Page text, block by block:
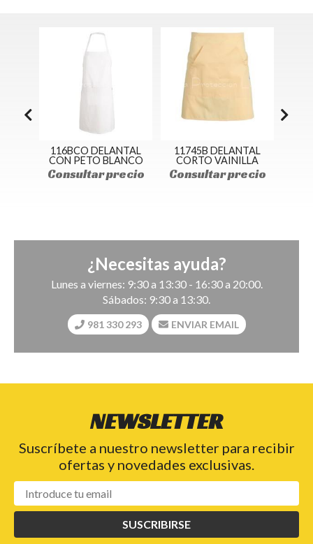
116BCO DELANTAL
CON PETO BLANCO
Consultar precio
11745B DELANTAL
CORTO VAINILLA
Consultar precio
¿Necesitas ayuda?
Lunes a viernes: 9:30 a 13:30 - 16:30 a 20:00.
Sábados: 9:30 a 13:30.
981 330 293 ENVIAR EMAIL
NEWSLETTER
Suscríbete a nuestro newsletter para recibir
ofertas y novedades exclusivas.
SUSCRIBIRSE